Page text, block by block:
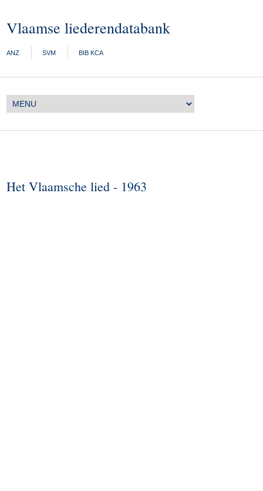
Vlaamse liederendatabank
ANZ SVM BIB KCA
Het Vlaamsche lied - 1963